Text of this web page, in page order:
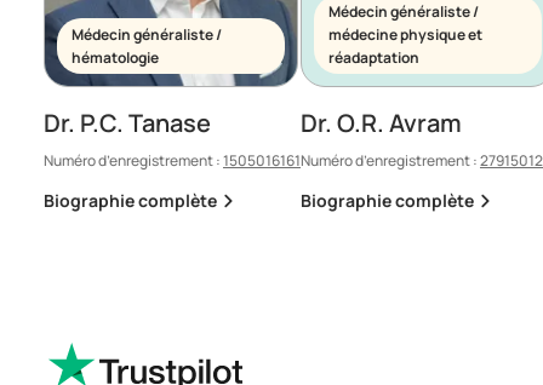
Médecin généraliste /
hématologie
Dr. P.C. Tanase
Numéro d’enregistrement :1505016161
Biographie complète
Médecin généraliste /
médecine physique et
réadaptation
Dr. O.R. Avram
Numéro d’enregistrement :
Biographie complète